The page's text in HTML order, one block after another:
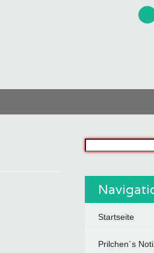
Startseite
Prilchen´s